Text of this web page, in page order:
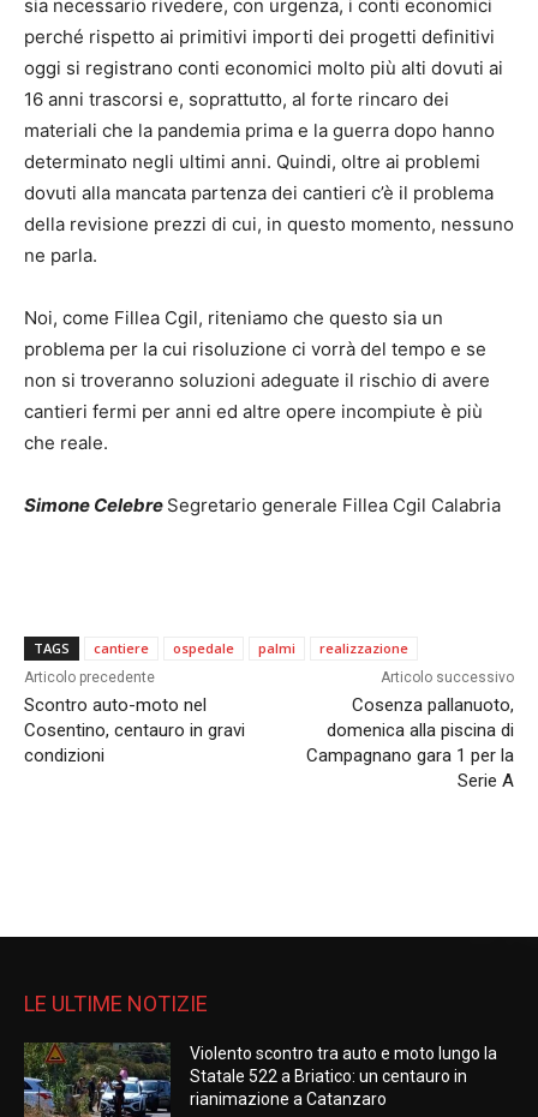
sia necessario rivedere, con urgenza, i conti economici
perché rispetto ai primitivi importi dei progetti definitivi
oggi si registrano conti economici molto più alti dovuti ai
16 anni trascorsi e, soprattutto, al forte rincaro dei
materiali che la pandemia prima e la guerra dopo hanno
determinato negli ultimi anni. Quindi, oltre ai problemi
dovuti alla mancata partenza dei cantieri c’è il problema
della revisione prezzi di cui, in questo momento, nessuno
ne parla.
Noi, come Fillea Cgil, riteniamo che questo sia un
problema per la cui risoluzione ci vorrà del tempo e se
non si troveranno soluzioni adeguate il rischio di avere
cantieri fermi per anni ed altre opere incompiute è più
che reale.
Simone Celebre Segretario generale Fillea Cgil Calabria
TAGS cantiere ospedale palmi realizzazione
Articolo precedente
Scontro auto-moto nel
Cosentino, centauro in gravi
condizioni
Articolo successivo
Cosenza pallanuoto,
domenica alla piscina di
Campagnano gara 1 per la
Serie A
LE ULTIME NOTIZIE
Violento scontro tra auto e moto lungo la
Statale 522 a Briatico: un centauro in
rianimazione a Catanzaro